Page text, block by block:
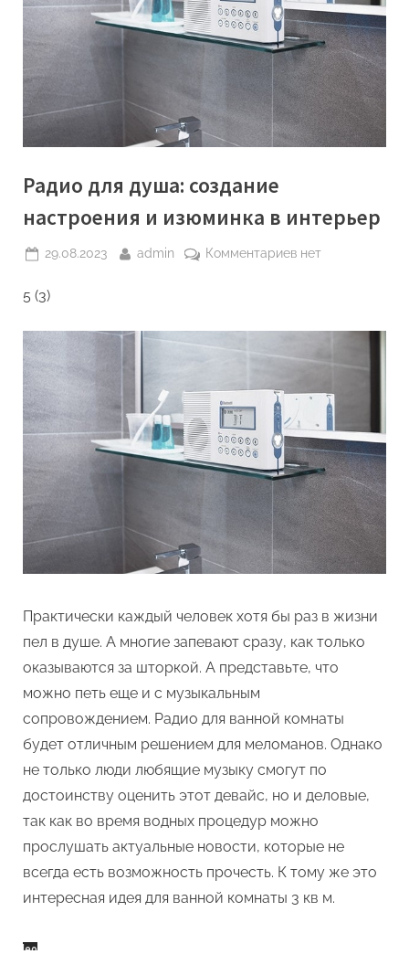
Радио для душа: создание
настроения и изюминка в интерьер
Posted
29.08.2023 By
admin Комментариевк
создание
и
изюминка
в
интерьер
нет
5 (3)
Практически каждый человек хотя бы раз в жизни
пел в душе. А многие запевают сразу, как только
оказываются за шторкой. А представьте, что
можно петь еще и с музыкальным
сопровождением. Радио для ванной комнаты
будет отличным решением для меломанов. Однако
не только люди любящие музыку смогут по
достоинству оценить этот девайс, но и деловые,
так как во время водных процедур можно
прослушать актуальные новости, которые не
всегда есть возможность прочесть. К тому же это
интересная идея для ванной комнаты 3 кв м.